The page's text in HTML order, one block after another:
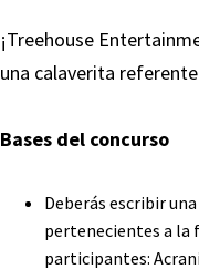
¡Treehouse
una calaverita
Bases del concurso
Deberás escribir
pertenecientes a la
participantes: